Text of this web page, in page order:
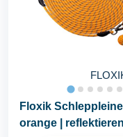
Floxik
orange |